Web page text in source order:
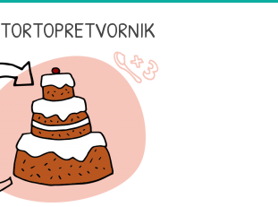
TORTOPRETVORNIK